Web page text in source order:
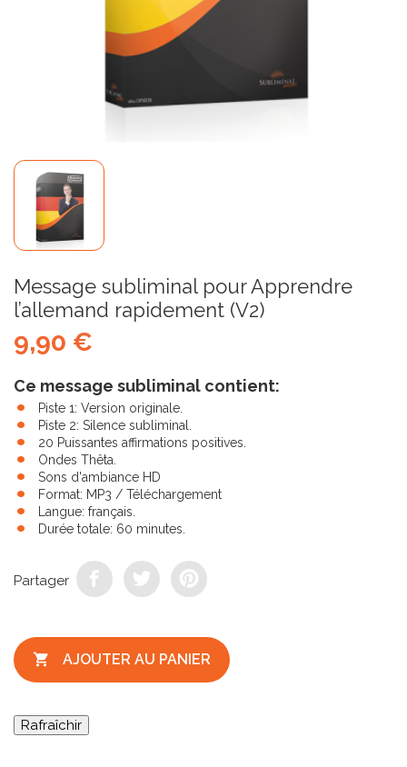
Message subliminal pour Apprendre
l’allemand rapidement (V2)
9,90 €
Ce message subliminal contient:
Piste 1: Version originale.
Piste 2: Silence subliminal.
20 Puissantes affirmations positives.
Ondes Thêta.
Sons d'ambiance HD
Format: MP3 / Téléchargement
Langue: français.
Durée totale: 60 minutes.
Partager
 AJOUTER AU PANIER